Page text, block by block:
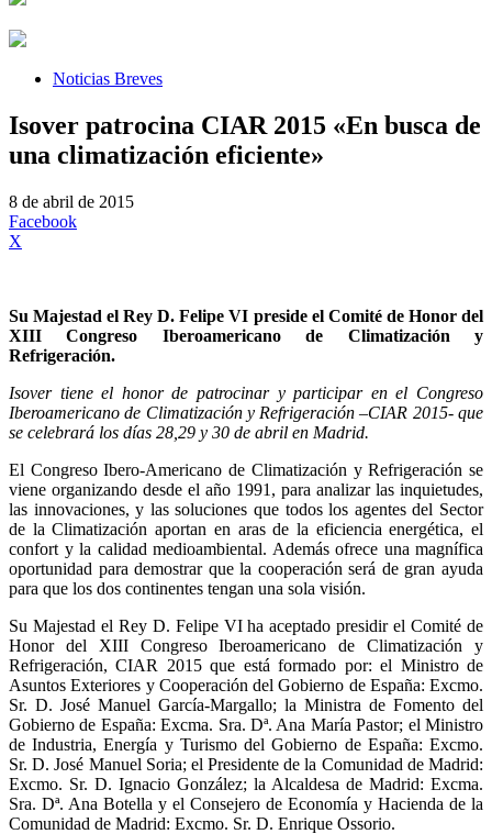
Noticias Breves
Isover patrocina CIAR 2015 «En busca de
una climatización eficiente»
8 de abril de 2015
Facebook
X
Su Majestad el Rey D. Felipe VI preside el Comité de Honor del
XIII Congreso Iberoamericano de Climatización y
Refrigeración.
Isover tiene el honor de patrocinar y participar en el Congreso
Iberoamericano de Climatización y Refrigeración –CIAR 2015- que
se celebrará los días 28,29 y 30 de abril en Madrid.
El Congreso Ibero-Americano de Climatización y Refrigeración se
viene organizando desde el año 1991, para analizar las inquietudes,
las innovaciones, y las soluciones que todos los agentes del Sector
de la Climatización aportan en aras de la eficiencia energética, el
confort y la calidad medioambiental. Además ofrece una magnífica
oportunidad para demostrar que la cooperación será de gran ayuda
para que los dos continentes tengan una sola visión.
Su Majestad el Rey D. Felipe VI ha aceptado presidir el Comité de
Honor del XIII Congreso Iberoamericano de Climatización y
Refrigeración, CIAR 2015 que está formado por: el Ministro de
Asuntos Exteriores y Cooperación del Gobierno de España: Excmo.
Sr. D. José Manuel García-Margallo; la Ministra de Fomento del
Gobierno de España: Excma. Sra. Dª. Ana María Pastor; el Ministro
de Industria, Energía y Turismo del Gobierno de España: Excmo.
Sr. D. José Manuel Soria; el Presidente de la Comunidad de Madrid:
Excmo. Sr. D. Ignacio González; la Alcaldesa de Madrid: Excma.
Sra. Dª. Ana Botella y el Consejero de Economía y Hacienda de la
Comunidad de Madrid: Excmo. Sr. D. Enrique Ossorio.